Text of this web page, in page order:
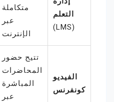
التعلم
متكاملة
عبر
الإنترنت
الفيديو
كونفرنس
تتيح حضور
المحاضرات
المباشرة
عبر